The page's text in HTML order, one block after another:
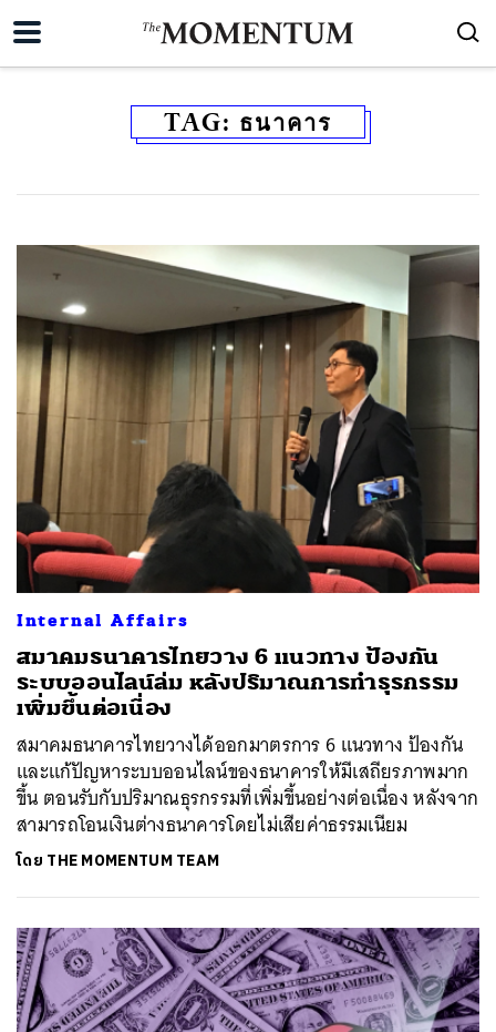
TAG: ธนาคาร
Internal Affairs
สมาคมธนาคารไทยวาง 6 แนวทาง ป้องกัน
ระบบออนไลน์ล่ม หลังปริมาณการทำธุรกรรม
เพิ่มขึ้นต่อเนื่อง
สมาคมธนาคารไทยวางได้ออกมาตรการ 6 แนวทาง ป้องกัน
และแก้ปัญหาระบบออนไลน์ของธนาคารให้มีเสถียรภาพมาก
ขึ้น ตอนรับกับปริมาณธุรกรรมที่เพิ่มขึ้นอย่างต่อเนื่อง หลังจาก
สามารถโอนเงินต่างธนาคารโดยไม่เสียค่าธรรมเนียม
โดย THE MOMENTUM TEAM